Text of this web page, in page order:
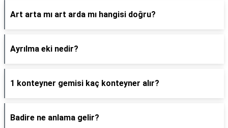
Art arta mı art arda mı hangisi doğru?
Ayrılma eki nedir?
1 konteyner gemisi kaç konteyner alır?
Badire ne anlama gelir?